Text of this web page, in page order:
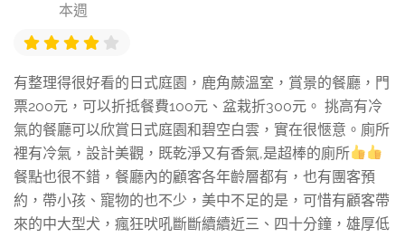
本週
有整理得很好看的日式庭園，鹿角蕨溫室，賞景的餐廳，門
票200元，可以折抵餐費100元、盆栽折300元。 挑高有冷
氣的餐廳可以欣賞日式庭園和碧空白雲，實在很愜意。廁所
裡有冷氣，設計美觀，既乾淨又有香氣,是超棒的廁所
餐點也很不錯，餐廳內的顧客各年齡層都有，也有團客預
約，帶小孩、寵物的也不少，美中不足的是，可惜有顧客帶
來的中大型犬，瘋狂吠吼斷斷續續近三、四十分鐘，雄厚低